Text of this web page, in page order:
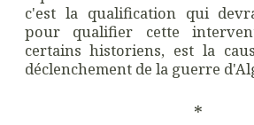
c'est la qualification qui
pour qualifier cette
certains historiens, est la
déclenchement de la guerre
*